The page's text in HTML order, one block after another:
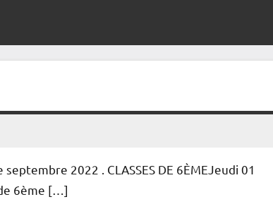
2022 . CLASSES DE 6ÈMEJeudi 01
6ème […]